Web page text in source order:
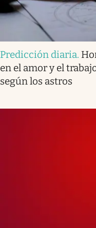
Predicción diaria.
en el amor y el
según los astros